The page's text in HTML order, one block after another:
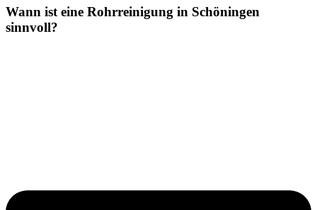
Wann ist eine Rohrreinigung in Schöningen
sinnvoll?